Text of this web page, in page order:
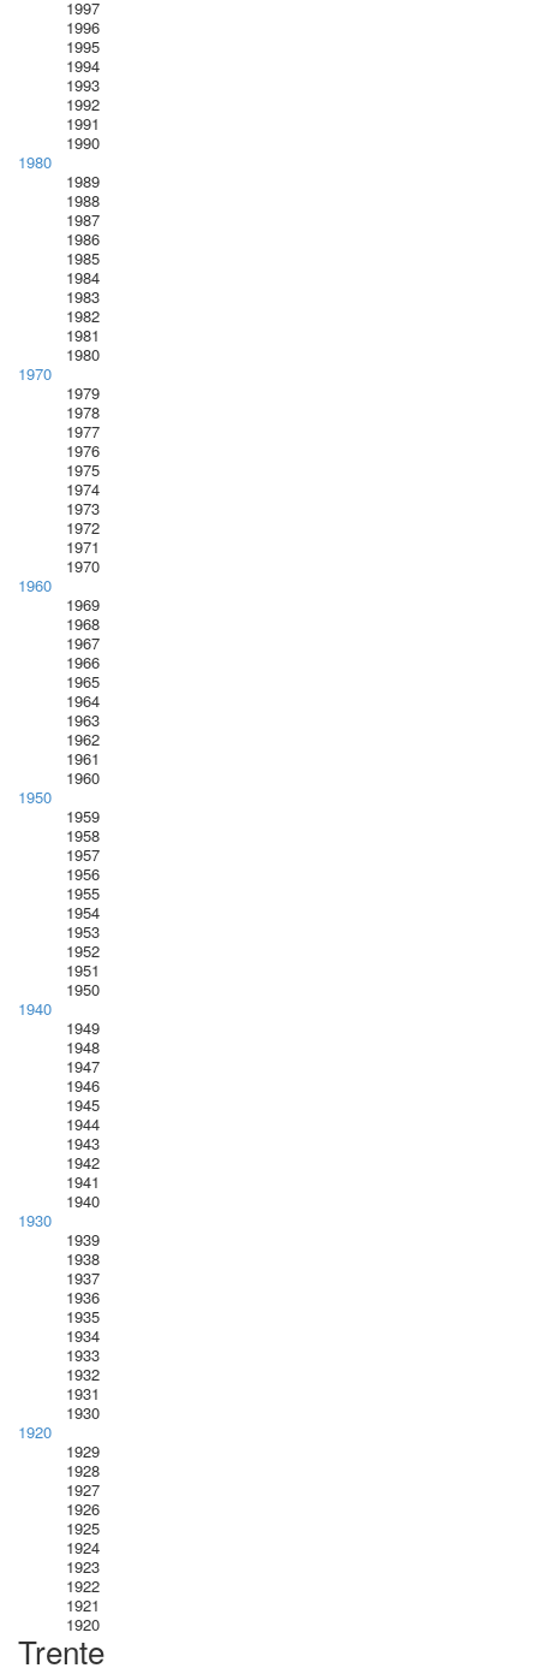
1997
1996
1995
1994
1993
1992
1991
1990
1980
1989
1988
1987
1986
1985
1984
1983
1982
1981
1980
1970
1979
1978
1977
1976
1975
1974
1973
1972
1971
1970
1960
1969
1968
1967
1966
1965
1964
1963
1962
1961
1960
1950
1959
1958
1957
1956
1955
1954
1953
1952
1951
1950
1940
1949
1948
1947
1946
1945
1944
1943
1942
1941
1940
1930
1939
1938
1937
1936
1935
1934
1933
1932
1931
1930
1920
1929
1928
1927
1926
1925
1924
1923
1922
1921
1920
Trente